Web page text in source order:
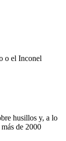
o el Inconel
husillos y, a lo
de 2000